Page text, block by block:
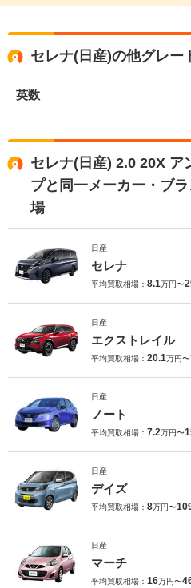
セレナ(日産)の他グレー
英数
セレナ(日産) 2.0 20X ア
プと同一メーカー・ブ
場
日産
セレナ
平均買取相場： 8.1万円〜
日産
エクストレイル
平均買取相場： 20.1万円〜
日産
ノート
平均買取相場： 7.2万円〜
日産
デイズ
平均買取相場： 8万円〜
日産
マーチ
平均買取相場： 16万円〜